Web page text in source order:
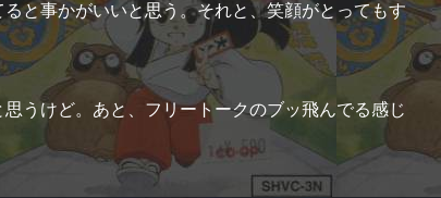
と事かがいいと思う。それと、笑顔がとってもす
うけど。あと、フリートークのブッ飛んでる感じ